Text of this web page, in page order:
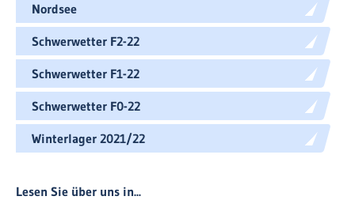
Nordsee
Schwerwetter F2-22
Schwerwetter F1-22
Schwerwetter F0-22
Winterlager 2021/22
Lesen Sie über uns in...